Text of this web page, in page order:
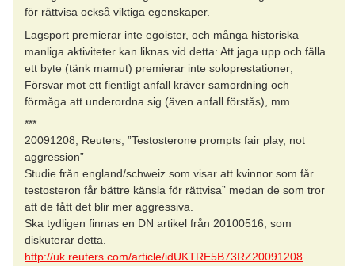
för rättvisa också viktiga egenskaper.
Lagsport premierar inte egoister, och många historiska
manliga aktiviteter kan liknas vid detta: Att jaga upp och fälla
ett byte (tänk mamut) premierar inte soloprestationer;
Försvar mot ett fientligt anfall kräver samordning och
förmåga att underordna sig (även anfall förstås), mm
***
20091208, Reuters, ”Testosterone prompts fair play, not
aggression”
Studie från england/schweiz som visar att kvinnor som får
testosteron får bättre känsla för rättvisa” medan de som tror
att de fått det blir mer aggressiva.
Ska tydligen finnas en DN artikel från 20100516, som
diskuterar detta.
http://uk.reuters.com/article/idUKTRE5B73RZ20091208